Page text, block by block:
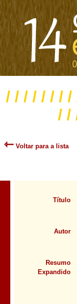
/ / / / / / / /
/ /
⇽ Voltar para a lista
Título
Autor
Resumo
Expandido